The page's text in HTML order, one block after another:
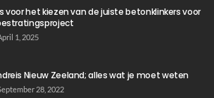
voor het kiezen van de juiste betonklinkers voor
1, 2025
Nieuw Zeeland; alles wat je moet weten
28, 2022